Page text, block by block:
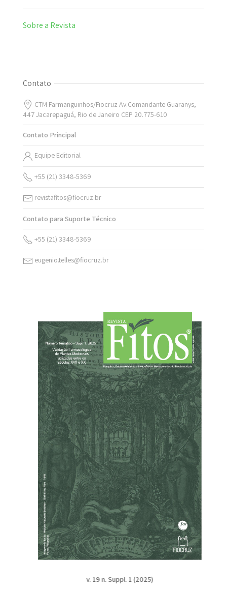
Sobre a Revista
Contato
CTM Farmanguinhos/Fiocruz Av.Comandante Guaranys,
447 Jacarepaguá, Rio de Janeiro CEP 20.775-610
Contato Principal
Equipe Editorial
+55 (21) 3348-5369
revistafitos@fiocruz.br
Contato para Suporte Técnico
+55 (21) 3348-5369
eugenio.telles@fiocruz.br
v. 19 n. Suppl. 1 (2025)